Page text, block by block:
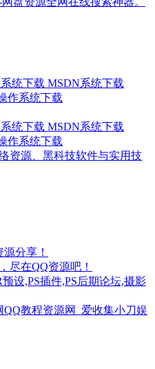
统下载 MSDN系统下载
作系统下载
统下载 MSDN系统下载
作系统下载
资源、黑科技软件与实用技
分享！
尽在QQ资源吧！
设,PS插件,PS后期论坛,摄影
教程资源网_爱收集小刀娱